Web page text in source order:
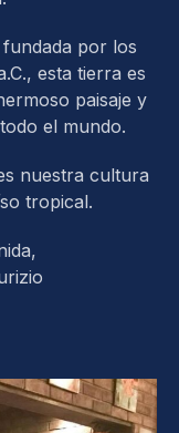
fundada por los
esta tierra es
paisaje y
el mundo.
nuestra cultura
tropical.